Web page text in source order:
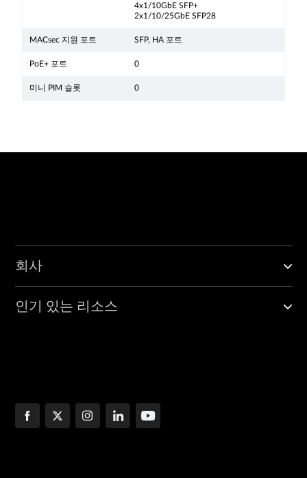
4x1/10GbE SFP+
2x1/10/25GbE SFP28
MACsec 지원 포트 SFP, HA 포트
PoE+ 포트 0
미니 PIM 슬롯 0
회사
인기 있는 리소스